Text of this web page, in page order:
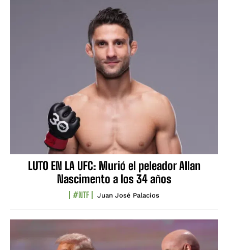
LUTO EN LA UFC: Murió el peleador Allan
Nascimento a los 34 años
#NTF Juan José Palacios